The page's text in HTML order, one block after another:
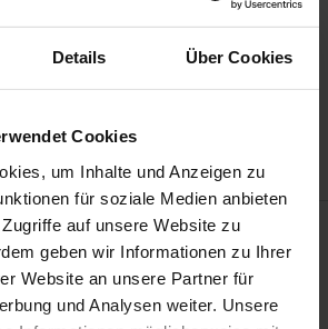
Details Über Cookies
Cookies
um Inhalte und Anzeigen zu
für soziale Medien anbieten
auf unsere Website zu
geben wir Informationen zu Ihrer
Website an unsere Partner für
und Analysen weiter. Unsere
In den Warenkorb
hinzufügen
eine an Haupt- und